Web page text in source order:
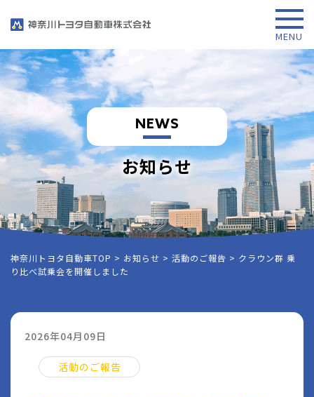
NEWS
お知らせ
神奈川トヨタ自動車TOP > お知らせ > 活動のご報告 > クラウン群 乗
り比べ試乗会を開催しました
2026年04月09日
活動のご報告